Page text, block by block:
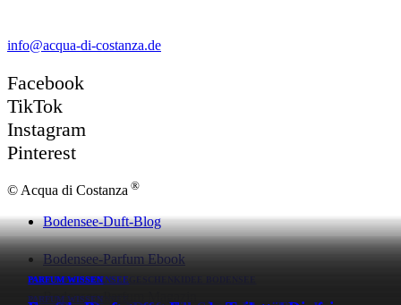
DUFT VOM BODENSEE
DUFT VOM BODENSEE
DUFT VOM BODENSEE
DUFT VOM BODENSEE
DUFT VOM BODENSEE
PARFUM WISSEN
PARFUM WISSEN
DUFT VOM BODENSEE
PARFUM WISSEN
PARFUM WISSEN
info@acqua-di-costanza.de
Facebook
TikTok
Instagram
Pinterest
© Acqua di Costanza ®
Bodensee-Duft-Blog
Bodensee-Parfum Ebook
Bodensee-Parfum Magazin